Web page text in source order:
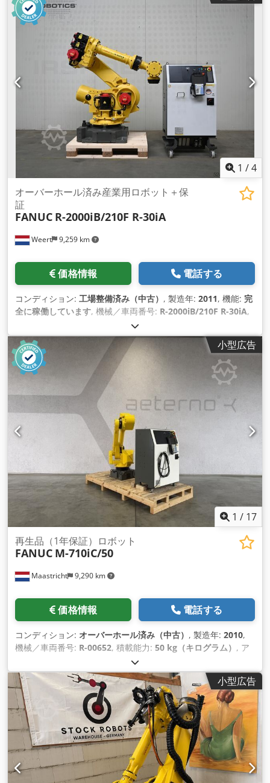
Fanuc, 装備:ドキュメント / マニュアル
1 /4
Weert 9,259 km
オーバーホール済み産業用ロボット＋保
証
FANUC R-2000iB/210F R-30iA
価格情報 電話する
コンディション: 工場整備済み（中古） , 製造年: 2011, 機能: 完
全に稼働しています, 機械／車両番号: R-2000iB/210F R-30iA,
210 kg（キログラム）
ントローラーメーカー:Fanuc, コントローラモデル:R-30iA, テ
ィーチペンダントメーカー:
Fanuc , 装備:
ドキュメント / マニ
ュアル,
小型広告
1 / 17
Maastricht 9,290 km
再生品（1年保証）ロボット
FANUC M-710iC/50
価格情報 電話する
コンディション: オーバーホール済み（中古） , 製造年: 2010,
機械／車両番号: R-00652, 積載能力: 50 kg（キログラム） , ア
, コントローラーメーカー:
Size, ティーチペンダントメーカー:A05B-2518-C202#EGN,
小型広告